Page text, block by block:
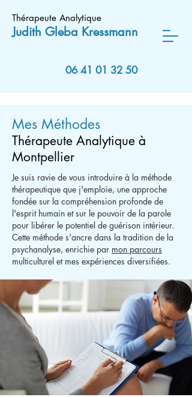
Thérapeute Analytique
Judith Gleba Kressmann
06 41 01 32 50
Mes Méthodes
Thérapeute Analytique à
Montpellier
Je suis ravie de vous introduire à la méthode
thérapeutique que j'emploie, une approche
fondée sur la compréhension profonde de
l'esprit humain et sur le pouvoir de la parole
pour libérer le potentiel de guérison intérieur.
Cette méthode s'ancre dans la tradition de la
psychanalyse, enrichie par mon parcours
multiculturel et mes expériences diversifiées.